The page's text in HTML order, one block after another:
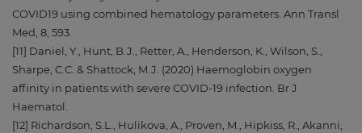
COVID19 using combined hematology parameters. Ann Transl
Med, 8, 593.
[11] Daniel, Y., Hunt, B.J., Retter, A., Henderson, K., Wilson, S.,
Sharpe, C.C. & Shattock, M.J. (2020) Haemoglobin oxygen
affinity in patients with severe COVID-19 infection. Br J
Haematol.
[12] Richardson, S.L., Hulikova, A., Proven, M., Hipkiss, R., Akanni,